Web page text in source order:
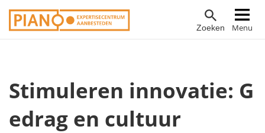
Overslaan
en
gaan
Zoeken Menu
Hoofdnavigatie
Stimuleren innovatie: G
edrag en cultuur